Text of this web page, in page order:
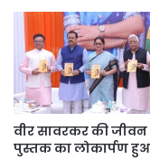
वीर सावरकर की जीवन
पुस्तक का लोकार्पण